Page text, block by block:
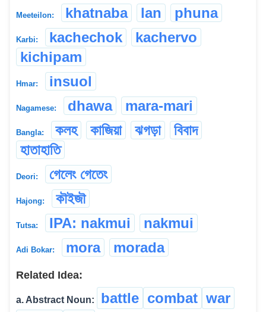
Meeteilon: khatnaba lan phuna
Karbi: kachechok
kachervo
kichipam
Hmar: insuol
Nagamese: dhawa mara-mari
Bangla: কলহ কাজিয়া ঝগড়া
বিবাদ
হাতাহাতি
Deori: গেলেং গেতেং
Hajong: কৗইজৗ
Tutsa: IPA: nakmui nakmui
Adi Bokar: mora morada
Related Idea:
a. Abstract Noun: battle combat war